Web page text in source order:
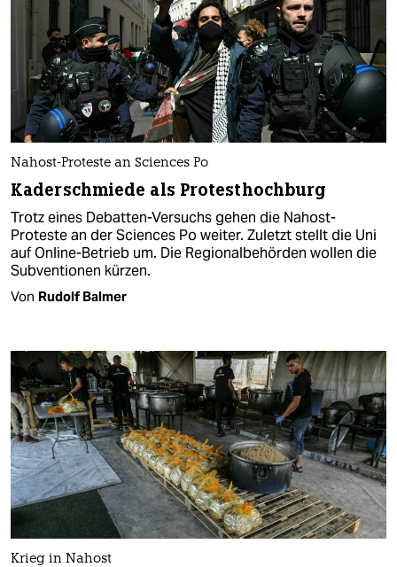
Nahost-Proteste an Sciences Po
Kaderschmiede als Protesthochburg
Trotz eines Debatten-Versuchs gehen die Nahost-
Proteste an der Sciences Po weiter. Zuletzt stellt die Uni
auf Online-Betrieb um. Die Regionalbehörden wollen die
Subventionen kürzen.
Von Rudolf Balmer
Krieg in Nahost